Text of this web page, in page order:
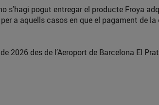
s’hagi pogut entregar el producte Froya
a aquells casos en que el pagament de
des de l’Aeroport de Barcelona El Prat